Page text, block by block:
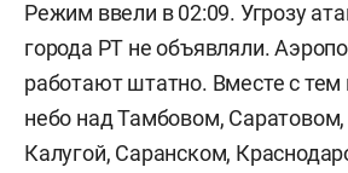
Режим ввели в 02:09. Угрозу
города РТ не объявляли.
работают штатно. Вместе с
небо над Тамбовом,
Калугой, Саранском,